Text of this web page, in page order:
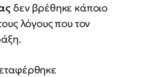
δεν βρέθηκε κάποιο
λόγους που τον